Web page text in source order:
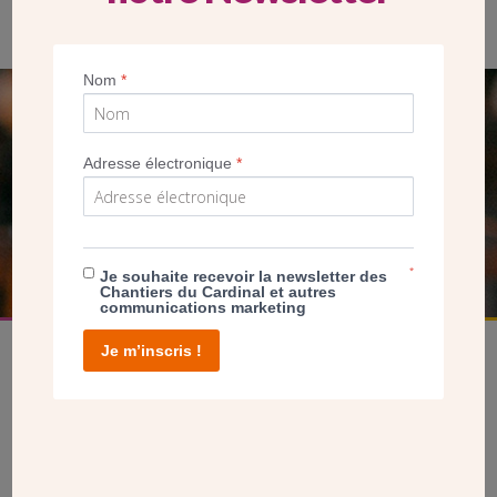
Le presbytère de Valenton : une charpente menacée
SEUL VOTRE DON
NOUS PERMET D’AGIR
FAIRE UN DON
Nom*
Adresse électronique*
Je souhaite recevoir la newsletter des
Chantiers du Cardinal et autres
communications marketing
*
Je m’inscris !